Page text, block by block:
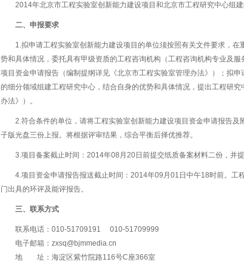
2014年北京市工程实验室创新能力建设项目和北京市工程研究中心组
二、申报要求
1.拟申请工程实验室创新能力建设项目的单位须按照有关文件要求，
势和具体情况，委托具有甲级资质的工程咨询机构（工程咨询机构专业及
项目资金申请报告（编制提纲详见《北京市工程实验室管理办法》）；拟
的细分领域组建工程研究中心，结合自身的优势和具体情况，提出工程研
办法》）。
2.符合条件的单位，请将工程实验室创新能力建设项目资金申请报告
子版光盘三份上报。将根据评审结果，综合平衡后择优推荐。
3.项目备案截止时间：2014年08月20日前提交纸质备案材料二份，并提
4.项目资金申请报告报送截止时间：2014年09月01日中午18时前。工
门出具的环评及能评报告。
三、联系方式
联系电话：010-51709191 010-51709999
电子邮箱：zxsq@bjmmedia.cn
地 址：海淀区紫竹院路116号C座366室